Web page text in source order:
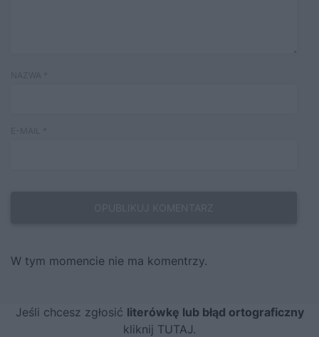
W tym momencie nie ma komentrzy.
Jeśli chcesz zgłosić literówkę lub błąd ortograficzny
kliknij TUTAJ.